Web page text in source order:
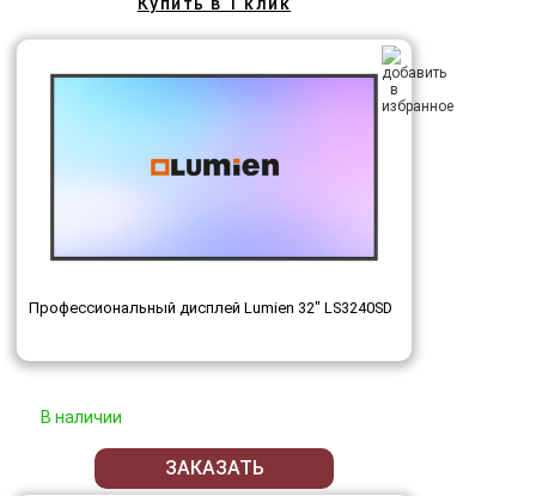
Профессиональный дисплей Lumien 32" LS3240SD
В наличии
ЗАКАЗАТЬ